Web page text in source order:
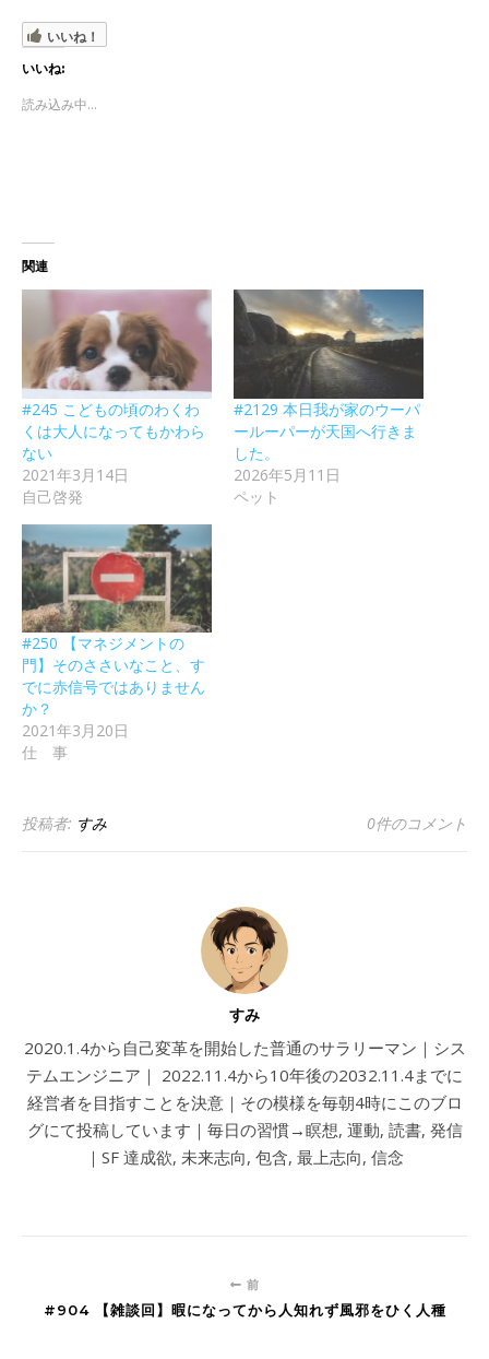
いいね！
いいね:
読み込み中...
関連
#245 こどもの頃のわくわ
くは大人になってもかわら
ない
2021年3月14日
自己啓発
#2129 本日我が家のウーパ
ールーパーが天国へ行きま
した。
2026年5月11日
ペット
#250 【マネジメントの
門】そのささいなこと、す
でに赤信号ではありません
か？
2021年3月20日
仕 事
投稿者: すみ 0件のコメント
すみ
2020.1.4から自己変革を開始した普通のサラリーマン｜シス
テムエンジニア｜ 2022.11.4から10年後の2032.11.4までに
経営者を目指すことを決意｜その模様を毎朝4時にこのブロ
グにて投稿しています｜毎日の習慣→瞑想, 運動, 読書, 発信
｜SF 達成欲, 未来志向, 包含, 最上志向, 信念
前
#904 【雑談回】暇になってから人知れず風邪をひく人種